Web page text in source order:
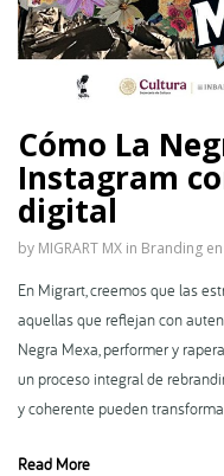
Cómo La
Instagram
digital
by MIGRART MX in Branding
En Migrart, creemos que las
aquellas que reflejan con
Negra Mexa, performer y
un proceso integral de
y coherente pueden
Read More